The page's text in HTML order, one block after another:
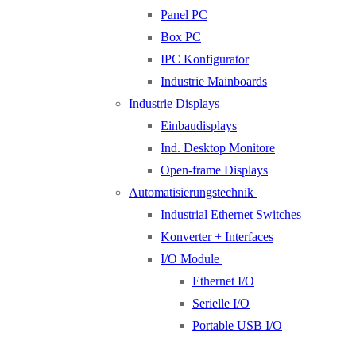
Panel PC
Box PC
IPC Konfigurator
Industrie Mainboards
Industrie Displays
Einbaudisplays
Ind. Desktop Monitore
Open-frame Displays
Automatisierungstechnik
Industrial Ethernet Switches
Konverter + Interfaces
I/O Module
Ethernet I/O
Serielle I/O
Portable USB I/O